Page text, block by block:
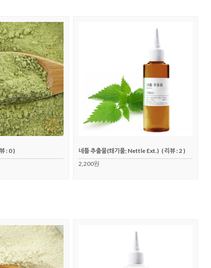
: 0 )
네틀 추출물(쐐기풀; Nettle Ext.) ( 리뷰 : 2 )
2,200원